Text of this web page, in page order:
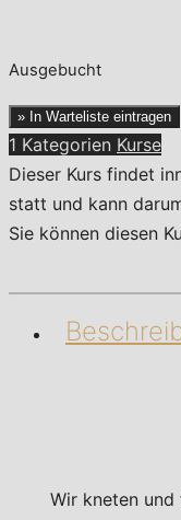
Ausgebucht
» In Warteliste eintragen
1 Kategorien Kurse
Dieser Kurs findet
statt und kann
Sie können diesen
Wir kneten